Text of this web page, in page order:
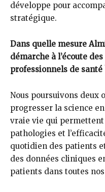
développe pour
stratégique.
Dans quelle mesure
démarche à l’écoute
professionnels de santé
Nous poursuivons deux
progresser la science
vraie vie qui
pathologies et
quotidien des patients
des données cliniques
patients dans toutes